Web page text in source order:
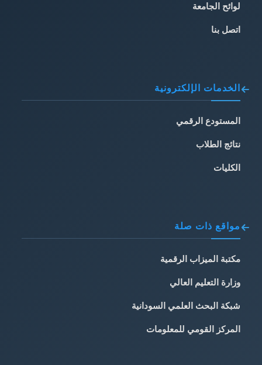
لوائح الجامعة
اتصل بنا
الخدمات الإلكترونية
المستودع الرقمي
نتائج الطلاب
الكليات
مواقع ذات صلة
مكتبة الميزاب الرقمية
وزارة التعليم العالي
شبكة البحث العلمي السودانية
المركز القومي للمعلومات